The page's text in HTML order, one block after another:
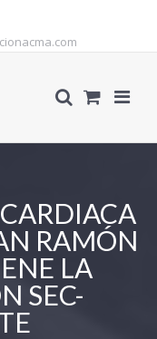
RAMÓN
LA
SEC-